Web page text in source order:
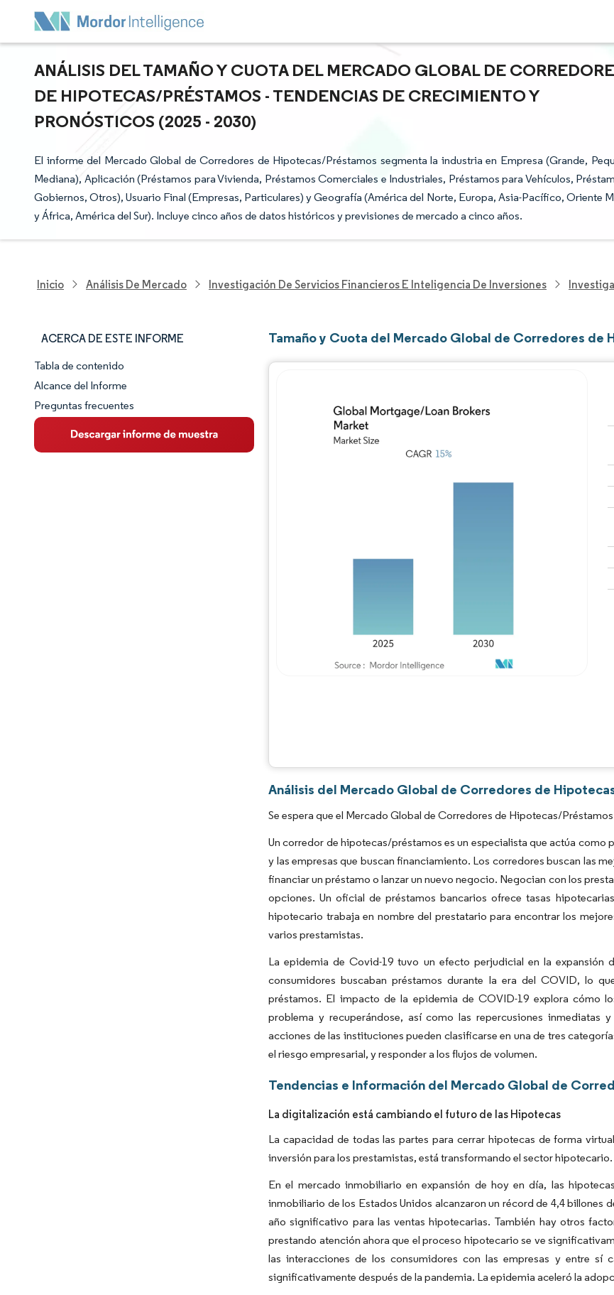
ANÁLISIS DEL TAMAÑO Y CUOTA DEL MERCADO GLOBAL DE
DE HIPOTECAS/PRÉSTAMOS - TENDENCIAS DE CRECIMIENTO Y
PRONÓSTICOS (2025 - 2030)
El informe del Mercado Global de Corredores de Hipotecas/Préstamos segmenta la industria en Empresa (Grande,
Mediana), Aplicación (Préstamos para Vivienda, Préstamos Comerciales e Industriales, Préstamos para Vehículos,
Gobiernos, Otros), Usuario Final (Empresas, Particulares) y Geografía (América del Norte, Europa, Asia-Pacífico, Oriente
y África, América del Sur). Incluye cinco años de datos históricos y previsiones de mercado a cinco años.
Inicio Análisis De Mercado Investigación De Servicios Financieros E Inteligencia De Inversiones
ACERCA DE ESTE INFORME
Panorama del Mercado
Visión General del Mercado
Tendencias Principales del Mercado
Tabla de contenido
Alcance del Informe
Preguntas frecuentes
Tamaño y Cuota del Mercado Global de Corredores de
Análisis del Mercado Global de Corredores de
Se espera que el Mercado Global de Corredores de Hipotecas/
Un corredor de hipotecas/préstamos es un especialista que actúa
y las empresas que buscan financiamiento. Los corredores buscan las
financiar un préstamo o lanzar un nuevo negocio. Negocian con los
opciones. Un oficial de préstamos bancarios ofrece tasas
hipotecario trabaja en nombre del prestatario para encontrar los
varios prestamistas.
La epidemia de Covid-19 tuvo un efecto perjudicial en la
consumidores buscaban préstamos durante la era del COVID, lo
préstamos. El impacto de la epidemia de COVID-19 explora cómo
problema y recuperándose, así como las repercusiones inmediatas
acciones de las instituciones pueden clasificarse en una de tres
el riesgo empresarial, y responder a los flujos de volumen.
Tendencias e Información del Mercado Global de
La digitalización está cambiando el futuro de las Hipotecas
La capacidad de todas las partes para cerrar hipotecas de forma
inversión para los prestamistas, está transformando el sector hipotecario.
En el mercado inmobiliario en expansión de hoy en día, las
inmobiliario de los Estados Unidos alcanzaron un récord de 4,4 billones
año significativo para las ventas hipotecarias. También hay otros
prestando atención ahora que el proceso hipotecario se ve
las interacciones de los consumidores con las empresas y entre sí
significativamente después de la pandemia. La epidemia aceleró la